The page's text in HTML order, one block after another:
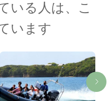
いる人は、こ
います